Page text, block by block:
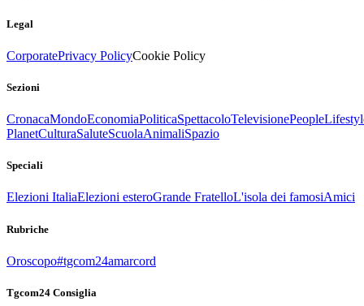
Legal
CorporatePrivacy PolicyCookie Policy
Sezioni
CronacaMondoEconomiaPoliticaSpettacoloTelevisionePeople
PlanetCulturaSaluteScuolaAnimaliSpazio
Speciali
Elezioni ItaliaElezioni esteroGrande FratelloL'isola dei famosiAmici
Rubriche
Oroscopo#tgcom24amarcord
Tgcom24 Consiglia